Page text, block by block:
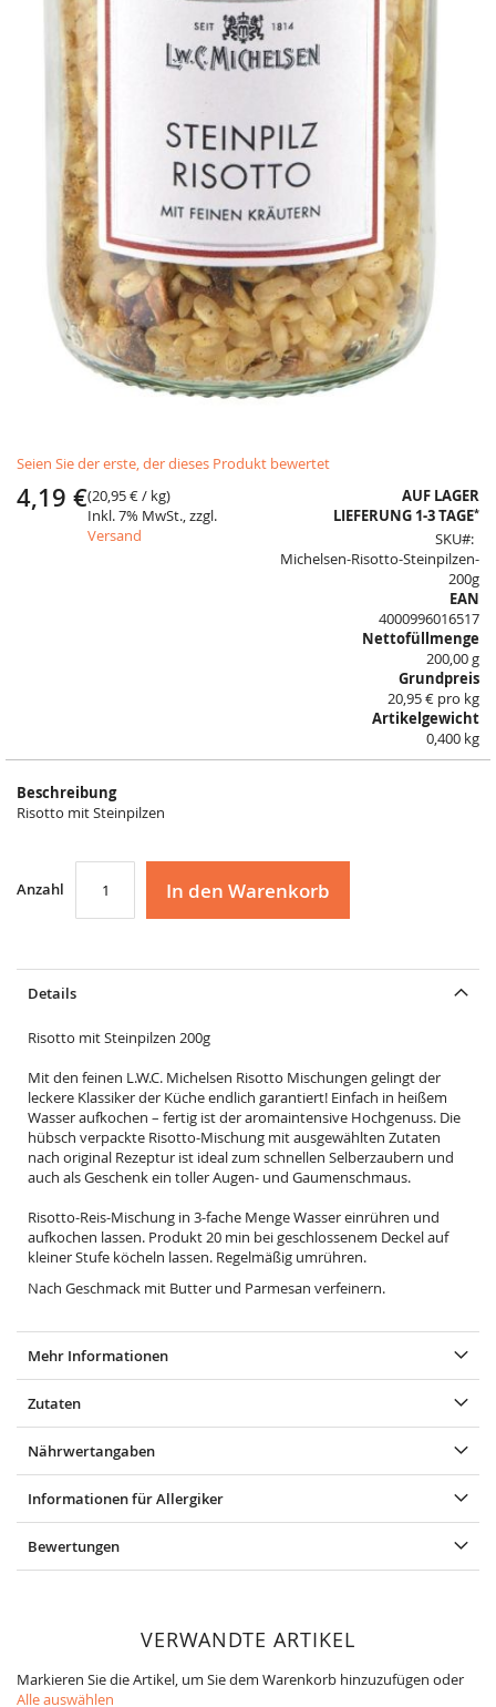
to
the
beginning
Seien Sie der erste, der dieses Produkt bewertet
4,19 €(20,95 €/ kg)
Inkl. 7% MwSt., zzgl.
Versand
AUF LAGER
LIEFERUNG 1-3 TAGE*
SKU
Michelsen-Risotto-Steinpilzen-
200g
EAN
4000996016517
Nettofüllmenge
200,00 g
Grundpreis
20,95 € pro kg
Artikelgewicht
0,400 kg
Beschreibung
Risotto mit Steinpilzen
Anzahl In den Warenkorb
Details
Risotto mit Steinpilzen 200g
Mit den feinen L.W.C. Michelsen Risotto Mischungen gelingt der
leckere Klassiker der Küche endlich garantiert! Einfach in heißem
Wasser aufkochen – fertig ist der aromaintensive Hochgenuss. Die
hübsch verpackte Risotto-Mischung mit ausgewählten Zutaten
nach original Rezeptur ist ideal zum schnellen Selberzaubern und
auch als Geschenk ein toller Augen- und Gaumenschmaus.
Risotto-Reis-Mischung in 3-fache Menge Wasser einrühren und
aufkochen lassen. Produkt 20 min bei geschlossenem Deckel auf
kleiner Stufe köcheln lassen. Regelmäßig umrühren.
Nach Geschmack mit Butter und Parmesan verfeinern.
Mehr Informationen
Zutaten
Nährwertangaben
Informationen für Allergiker
Bewertungen
VERWANDTE ARTIKEL
Markieren Sie die Artikel, um Sie dem Warenkorb hinzuzufügen oder
Alle auswählen